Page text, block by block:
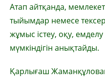
Атап айтқанда,
тыйымдар немесе
жұмыс істеу, оқу,
мүмкіндігін анықтайды.
Қарлығаш